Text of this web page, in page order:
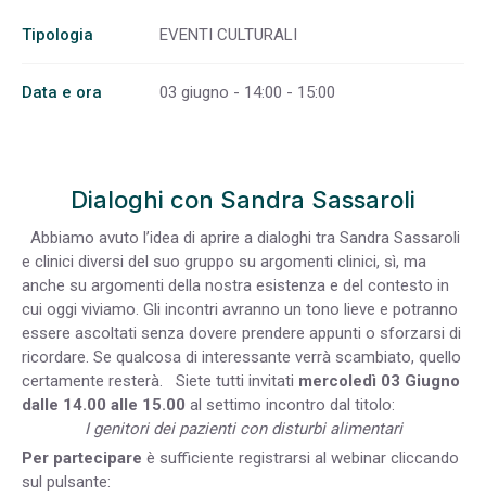
Tipologia EVENTI CULTURALI
Data e ora 03 giugno - 14:00 - 15:00
Dialoghi con Sandra Sassaroli
Abbiamo avuto l’idea di aprire a dialoghi tra Sandra Sassaroli
e clinici diversi del suo gruppo su argomenti clinici, sì, ma
anche su argomenti della nostra esistenza e del contesto in
cui oggi viviamo. Gli incontri avranno un tono lieve e potranno
essere ascoltati senza dovere prendere appunti o sforzarsi di
ricordare. Se qualcosa di interessante verrà scambiato, quello
certamente resterà.
Siete tutti invitati mercoledì 03 Giugno
dalle 14.00 alle 15.00 al settimo incontro dal titolo:
I genitori dei pazienti con disturbi alimentari
Per partecipare è sufficiente registrarsi al webinar cliccando
sul pulsante: